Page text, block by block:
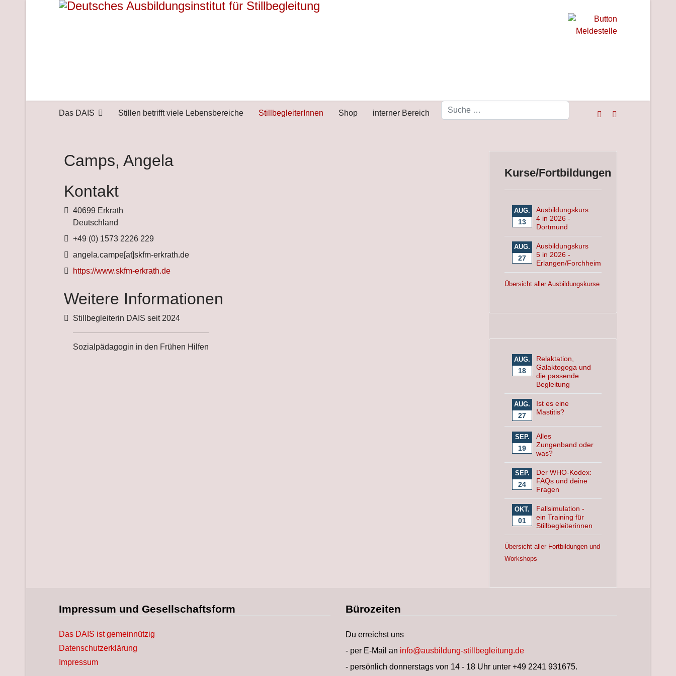
Das DAIS Stillen betrifft viele Lebensbereiche StillbegleiterInnen Shop interner Bereich
Camps, Angela
Kontakt
Adresse
40699 Erkrath
Deutschland
Telefon
+49 (0) 1573 2226 229
Fax
angela.campe[at]skfm-erkrath.de
Website
https://www.skfm-erkrath.de
Weitere Informationen
Weitere Informationen
Stillbegleiterin DAIS seit 2024
Sozialpädagogin in den Frühen Hilfen
Kurse/Fortbildungen
AUG.
13
Ausbildungskurs
4 in 2026 -
Dortmund
AUG.
27
Ausbildungskurs
5 in 2026 -
Erlangen/Forchheim
Übersicht aller Ausbildungskurse
AUG.
18
Relaktation,
Galaktogoga und
die passende
Begleitung
AUG.
27
Ist es eine
Mastitis?
SEP.
19
Alles
Zungenband oder
was?
SEP.
24
Der WHO-Kodex:
FAQs und deine
Fragen
OKT.
01
Fallsimulation -
ein Training für
Stillbegleiterinnen
Übersicht aller Fortbildungen und
Workshops
Impressum und Gesellschaftsform
Das DAIS ist gemeinnützig
Datenschutzerklärung
Impressum
Bürozeiten
Du erreichst uns
- per E-Mail an info@ausbildung-stillbegleitung.de
- persönlich donnerstags von 14 - 18 Uhr unter +49 2241 931675.